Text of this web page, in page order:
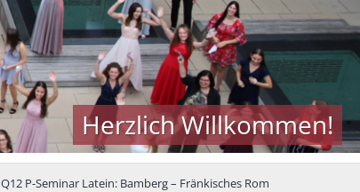
Herzlich Willkommen!
Q12 P-Seminar Latein: Bamberg – Fränkisches Rom